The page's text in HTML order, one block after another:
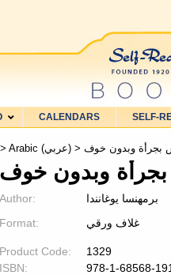
CALENDARS SELF-
> Arabic (عربي)
Author:
برمھنسا یوغانندا
Format:
غلاف ورقي
Product Code:
1329
ISBN:
978-1-68568-